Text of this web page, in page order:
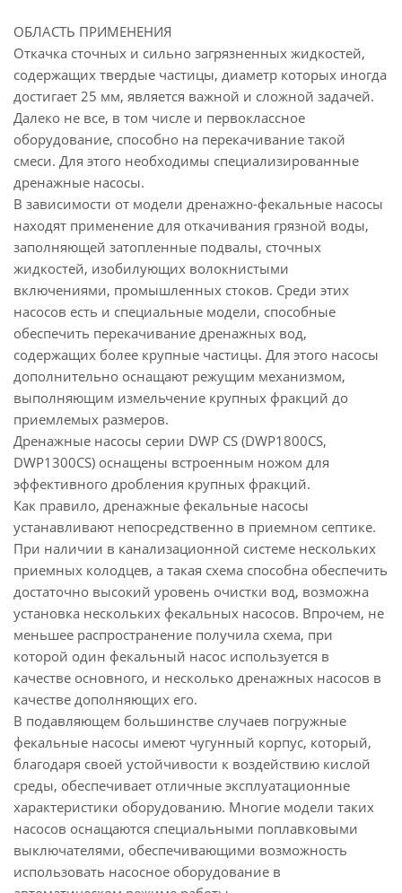
ОБЛАСТЬ ПРИМЕНЕНИЯ
Откачка сточных и сильно загрязненных жидкостей,
содержащих твердые частицы, диаметр которых иногда
достигает 25 мм, является важной и сложной задачей.
Далеко не все, в том числе и первоклассное
оборудование, способно на перекачивание такой
смеси. Для этого необходимы специализированные
дренажные насосы.
В зависимости от модели дренажно-фекальные насосы
находят применение для откачивания грязной воды,
заполняющей затопленные подвалы, сточных
жидкостей, изобилующих волокнистыми
включениями, промышленных стоков. Среди этих
насосов есть и специальные модели, способные
обеспечить перекачивание дренажных вод,
содержащих более крупные частицы. Для этого насосы
дополнительно оснащают режущим механизмом,
выполняющим измельчение крупных фракций до
приемлемых размеров.
Дренажные насосы серии DWP CS (DWP1800CS,
DWP1300CS) оснащены встроенным ножом для
эффективного дробления крупных фракций.
Как правило, дренажные фекальные насосы
устанавливают непосредственно в приемном септике.
При наличии в канализационной системе нескольких
приемных колодцев, а такая схема способна обеспечить
достаточно высокий уровень очистки вод, возможна
установка нескольких фекальных насосов. Впрочем, не
меньшее распространение получила схема, при
которой один фекальный насос используется в
качестве основного, и несколько дренажных насосов в
качестве дополняющих его.
В подавляющем большинстве случаев погружные
фекальные насосы имеют чугунный корпус, который,
благодаря своей устойчивости к воздействию кислой
среды, обеспечивает отличные эксплуатационные
характеристики оборудованию. Многие модели таких
насосов оснащаются специальными поплавковыми
выключателями, обеспечивающими возможность
использовать насосное оборудование в